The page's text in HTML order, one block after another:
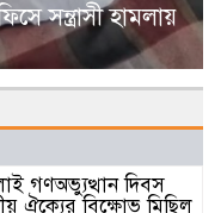
সন্ত্রাসী হামলায়
গণঅভ্যুত্থান দিবস
ঐক্যের বিক্ষোভ মিছিল